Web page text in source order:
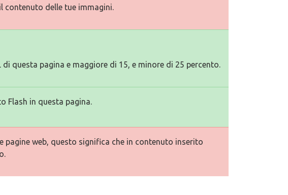
contenuto delle tue immagini.
questa pagina e maggiore di 15, e minore di 25 percento.
Flash in questa pagina.
pagine web, questo significa che in contenuto inserito